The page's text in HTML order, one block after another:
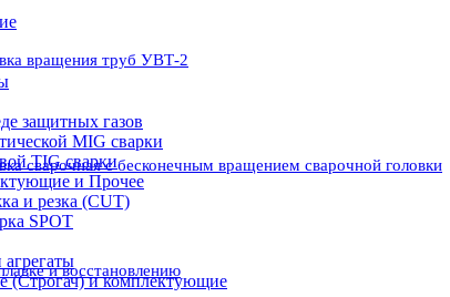
вращения труб УВТ-2
сварочная с бесконечным вращением сварочной головки
и восстановлению
защитных газов
MIG сварки
TIG сварки
и Прочее
и резка (CUT)
SPOT
(Строгач) и комплектующие